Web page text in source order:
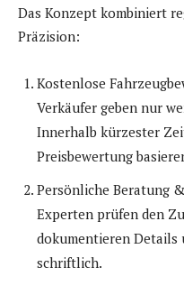
Das Konzept kombiniert
Präzision:
Kostenlose
Verkäufer geben nur
Innerhalb kürzester
Preisbewertung
Persönliche Beratung
Experten prüfen den
dokumentieren Details
schriftlich.